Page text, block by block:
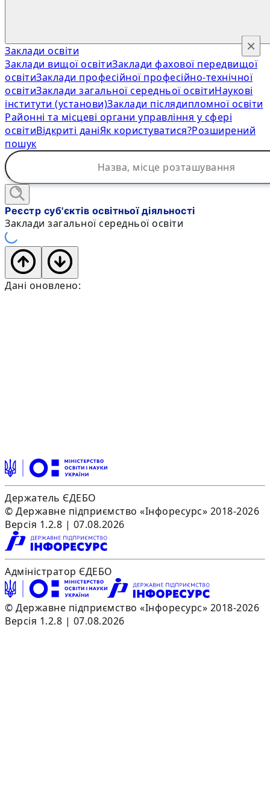
Заклади освіти
Заклади вищої освітиЗаклади фахової передвищої
освітиЗаклади професійної професійно-технічної
освітиЗаклади загальної середньої освітиНаукові
інститути (установи)Заклади післядипломної освіти
Районні та місцеві органи управління у сфері
освітиВідкриті даніЯк користуватися?Розширений
пошук
×
Реєстр суб'єктів освітньої діяльності
Заклади загальної середньої освіти
Дані оновлено:
Держатель ЄДЕБО
© Державне підприємство «Інфоресурс» 2018-2026
Версія 1.2.8 | 07.08.2026
Адміністратор ЄДЕБО
© Державне підприємство «Інфоресурс» 2018-2026
Версія 1.2.8 | 07.08.2026